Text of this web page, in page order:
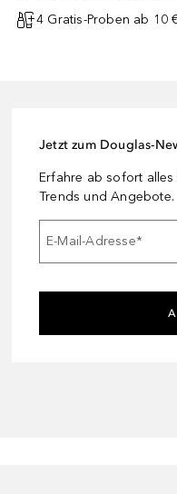
4 Gratis-Proben ab 10
Jetzt zum Douglas-
Erfahre ab sofort
Trends und Angebote.
E-Mail-Adresse*